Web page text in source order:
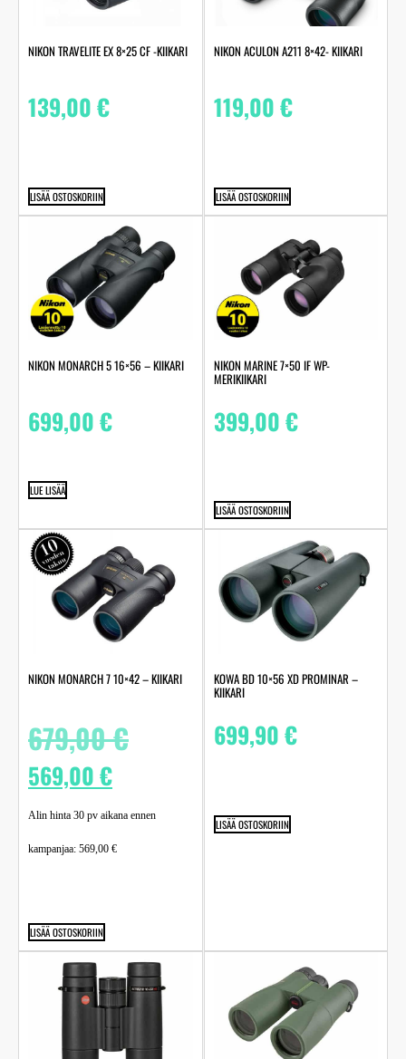
NIKON TRAVELITE EX 8×25 CF -KIIKARI
139,00€
LISÄÄ OSTOSKORIIN
NIKON ACULON A211 8×42- KIIKARI
119,00€
LISÄÄ OSTOSKORIIN
NIKON MONARCH 5 16×56 – KIIKARI
699,00€
LUE LISÄÄ
NIKON MARINE 7×50 IF WP-
MERIKIIKARI
399,00€
LISÄÄ OSTOSKORIIN
NIKON MONARCH 7 10×42 – KIIKARI
679,00€
569,00€
Alin hinta 30 pv aikana ennen
kampanjaa: 569,00 €
LISÄÄ OSTOSKORIIN
KOWA BD 10×56 XD PROMINAR –
KIIKARI
699,90€
LISÄÄ OSTOSKORIIN